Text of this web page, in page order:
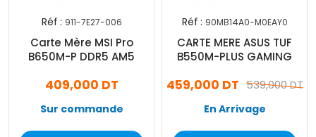
Réf : 911-7E27-006
Carte Mère MSI Pro
B650M-P DDR5 AM5
409,000 DT
Sur commande
Réf : 90MB14A0-M0EAY0
CARTE MERE ASUS TUF
B550M-PLUS GAMING
539,000 DT
459,000 DT
En Arrivage